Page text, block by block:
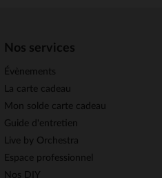
Nos services
Évènements
La carte cadeau
Mon solde carte cadeau
Guide d'entretien
Live by Orchestra
Espace professionnel
Nos DIY